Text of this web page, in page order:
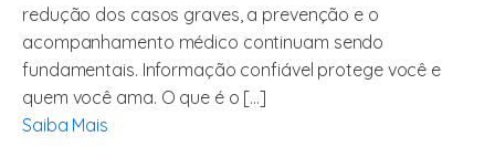
redução dos casos graves, a prevenção e o
acompanhamento médico continuam sendo
fundamentais. Informação confiável protege você e
quem você ama. O que é o […]
Saiba Mais